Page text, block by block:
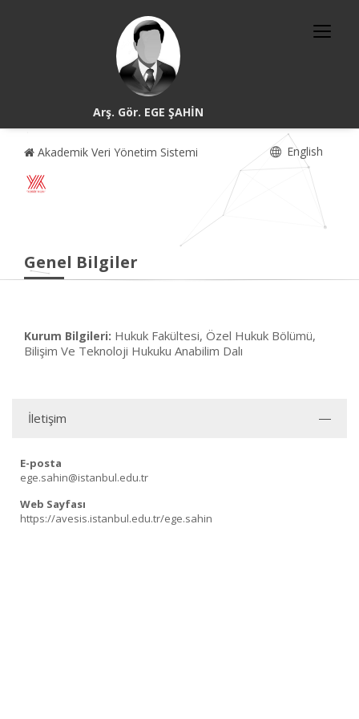
Arş. Gör. EGE ŞAHİN
Akademik Veri Yönetim Sistemi English
Genel Bilgiler
Kurum Bilgileri: Hukuk Fakültesi, Özel Hukuk Bölümü,
Bilişim Ve Teknoloji Hukuku Anabilim Dalı
İletişim
E-posta
ege.sahin@istanbul.edu.tr
Web Sayfası
https://avesis.istanbul.edu.tr/ege.sahin